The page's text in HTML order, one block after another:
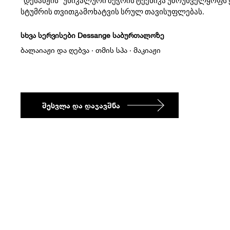
სტუმრის თვითგამოხატვის სრულ თავისუფლებას.
სხვა სერვისები Dessange საბურთალოზე
ბალაიაჟი და ღებვა · თმის სპა · მაკიაჟი
ᲨᲔᲡᲕᲚᲐ ᲓᲐ ᲓᲐᲯᲐᲕᲨᲜᲐ